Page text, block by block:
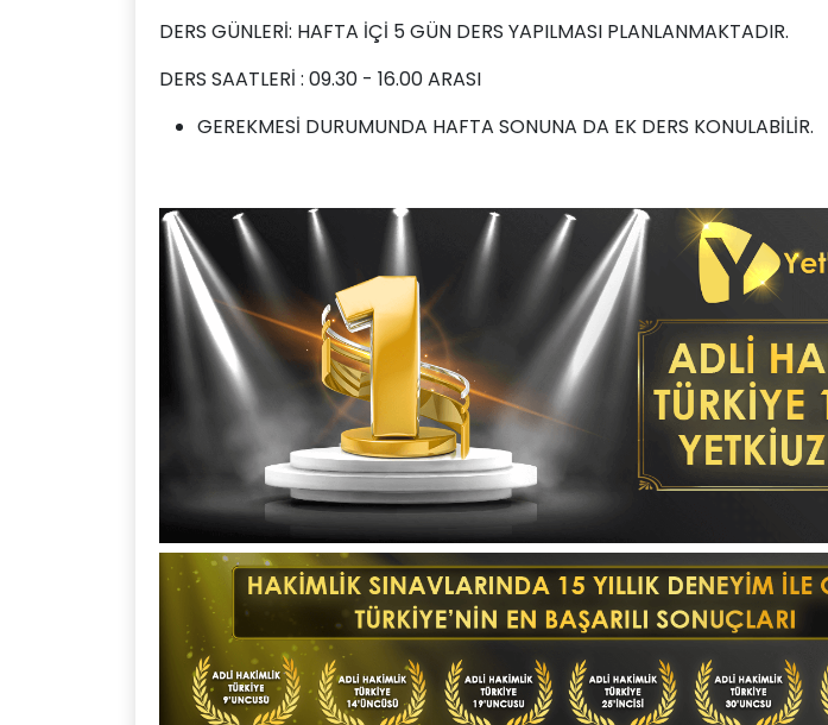
DERS GÜNLERİ: HAFTA İÇİ 5 GÜN DERS YAPILMASI PLANLANMAKTADIR.
DERS SAATLERİ : 09.30 - 16.00 ARASI
GEREKMESİ DURUMUNDA HAFTA SONUNA DA EK DERS KONULABİLİR.